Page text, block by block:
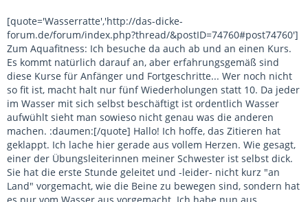
[quote='Wasserratte','http://das-dicke-
forum.de/forum/index.php?thread/&postID=74760#post74760']
Zum Aquafitness: Ich besuche da auch ab und an einen Kurs.
Es kommt natürlich darauf an, aber erfahrungsgemäß sind
diese Kurse für Anfänger und Fortgeschritte... Wer noch nicht
so fit ist, macht halt nur fünf Wiederholungen statt 10. Da jeder
im Wasser mit sich selbst beschäftigt ist ordentlich Wasser
aufwühlt sieht man sowieso nicht genau was die anderen
machen. :daumen:[/quote] Hallo! Ich hoffe, das Zitieren hat
geklappt. Ich lache hier gerade aus vollem Herzen. Wie gesagt,
einer der Übungsleiterinnen meiner Schwester ist selbst dick.
Sie hat die erste Stunde geleitet und -leider- nicht kurz "an
Land" vorgemacht, wie die Beine zu bewegen sind, sondern hat